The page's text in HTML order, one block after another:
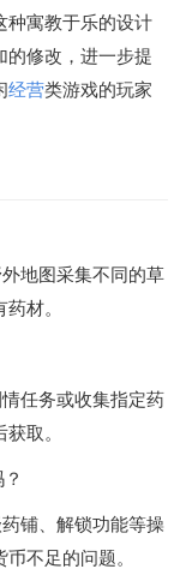
种寓教于乐的设计
的修改，进一步提
经营类游戏的玩家
地图采集不同的草
材。
任务或收集指定药
取。
铺、解锁功能等操
不足的问题。